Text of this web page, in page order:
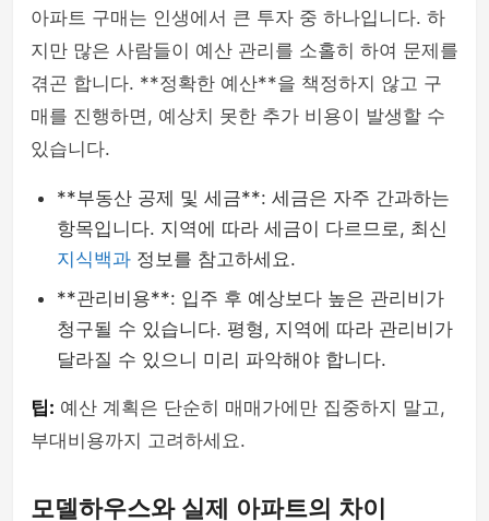
아파트 구매는 인생에서 큰 투자 중 하나입니다. 하
지만 많은 사람들이 예산 관리를 소홀히 하여 문제를
겪곤 합니다. **정확한 예산**을 책정하지 않고 구
매를 진행하면, 예상치 못한 추가 비용이 발생할 수
있습니다.
**부동산 공제 및 세금**: 세금은 자주 간과하는
항목입니다. 지역에 따라 세금이 다르므로, 최신
지식백과 정보를 참고하세요.
**관리비용**: 입주 후 예상보다 높은 관리비가
청구될 수 있습니다. 평형, 지역에 따라 관리비가
달라질 수 있으니 미리 파악해야 합니다.
팁: 예산 계획은 단순히 매매가에만 집중하지 말고,
부대비용까지 고려하세요.
모델하우스와 실제 아파트의 차이